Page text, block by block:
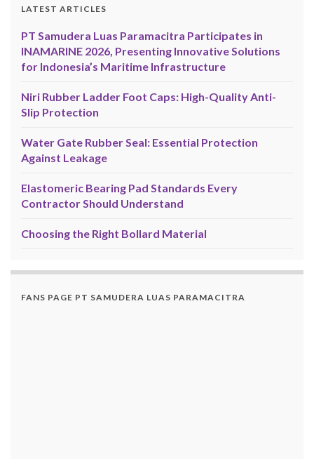
LATEST ARTICLES
PT Samudera Luas Paramacitra Participates in
INAMARINE 2026, Presenting Innovative Solutions
for Indonesia’s Maritime Infrastructure
Niri Rubber Ladder Foot Caps: High-Quality Anti-
Slip Protection
Water Gate Rubber Seal: Essential Protection
Against Leakage
Elastomeric Bearing Pad Standards Every
Contractor Should Understand
Choosing the Right Bollard Material
FANS PAGE PT SAMUDERA LUAS PARAMACITRA